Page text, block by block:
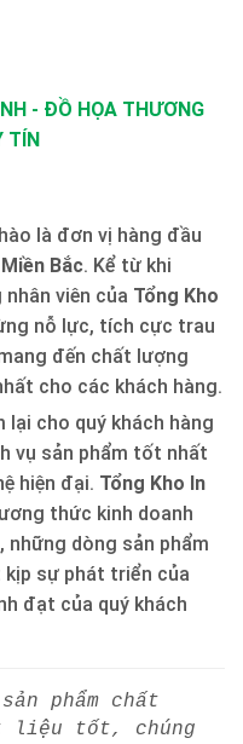
- ĐỒ HỌA THƯƠNG
TÍN
là đơn vị hàng đầu
Miền Bắc. Kể từ khi
viên của Tổng Kho
nỗ lực, tích cực trau
đến chất lượng
cho các khách hàng.
cho quý khách hàng
vụ sản phẩm tốt nhất
hiện đại. Tổng Kho In
thức kinh doanh
những dòng sản phẩm
sự phát triển của
đạt của quý khách
phẩm chất
liệu tốt, chúng